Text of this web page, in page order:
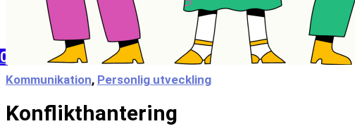
Frågor och svar
Mitt konto
0
Kommunikation, Personlig utveckling
Konflikthantering